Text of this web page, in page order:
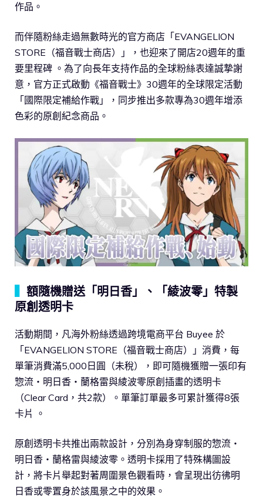
作品。
而伴隨粉絲走過無數時光的官方商店「EVANGELION
STORE（福音戰士商店）」，也迎來了開店20週年的重
要里程碑 。為了向長年支持作品的全球粉絲表達誠摯謝
意，官方正式啟動《福音戰士》30週年的全球限定活動
「國際限定補給作戰」，同步推出多款專為30週年增添
色彩的原創紀念商品。
額隨機贈送「明日香」、「綾波零」特製
原創透明卡
活動期間，凡海外粉絲透過跨境電商平台 Buyee 於
「EVANGELION STORE（福音戰士商店）」消費，每
單筆消費滿5,000日圓（未稅），即可隨機獲贈一張印有
惣流・明日香・蘭格雷與綾波零原創插畫的透明卡
（Clear Card，共2款）。單筆訂單最多可累計獲得8張
卡片 。
原創透明卡共推出兩款設計，分別為身穿制服的惣流・
明日香・蘭格雷與綾波零。透明卡採用了特殊構圖設
計，將卡片舉起對著周圍景色觀看時，會呈現出彷彿明
日香或零置身於該風景之中的效果。